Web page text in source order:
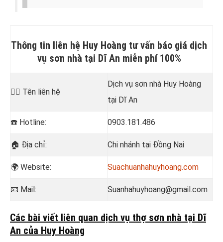
Thông tin liên hệ Huy Hoàng tư vấn báo giá dịch
vụ sơn nhà tại Dĩ An miễn phí 100%
💁‍♂️ Tên liên hệ
Dịch vụ sơn nhà Huy Hoàng
tại Dĩ An
☎️ Hotline: 0903.181.486
🏠 Địa chỉ: Chi nhánh tại Đồng Nai
🌍 Website: Suachuanhahuyhoang.com
📧 Mail: Suanhahuyhoang@gmail.com
Các bài viết liên quan dịch vụ thợ sơn nhà tại Dĩ
An của Huy Hoàng